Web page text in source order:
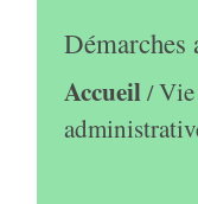
Démarches
Accueil/